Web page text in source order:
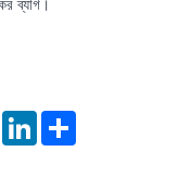
ব্যাগ।
LinkedInShare